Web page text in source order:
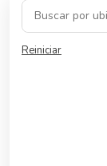
Reiniciar